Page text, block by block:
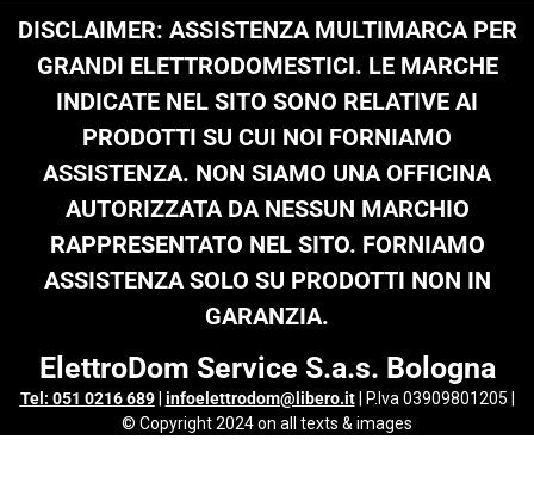
DISCLAIMER: ASSISTENZA MULTIMARCA PER
GRANDI ELETTRODOMESTICI. LE MARCHE
INDICATE NEL SITO SONO RELATIVE AI
PRODOTTI SU CUI NOI FORNIAMO
ASSISTENZA. NON SIAMO UNA OFFICINA
AUTORIZZATA DA NESSUN MARCHIO
RAPPRESENTATO NEL SITO. FORNIAMO
ASSISTENZA SOLO SU PRODOTTI NON IN
GARANZIA.
ElettroDom Service S.a.s. Bologna
Tel: 051 0216 689| infoelettrodom@libero.it| P.Iva 03909801205 |
© Copyright 2024 on all texts & images